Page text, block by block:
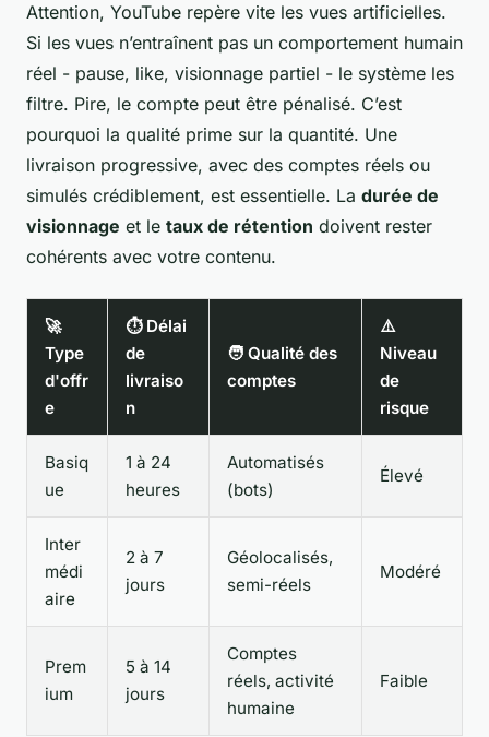
Attention, YouTube repère vite les vues artificielles.
Si les vues n’entraînent pas un comportement humain
réel - pause, like, visionnage partiel - le système les
filtre. Pire, le compte peut être pénalisé. C’est
pourquoi la qualité prime sur la quantité. Une
livraison progressive, avec des comptes réels ou
simulés crédiblement, est essentielle. La durée de
visionnage et le taux de rétention doivent rester
cohérents avec votre contenu.
🚀
Type
d'offr
e
⏱️ Délai
de
livraiso
n
🧑 Qualité des
comptes
⚠️
Niveau
de
risque
Basiq
ue
1 à 24
heures
Automatisés
(bots)
Élevé
Inter
médi
aire
2 à 7
jours
Géolocalisés,
semi-réels
Modéré
Prem
ium
5 à 14
jours
Comptes
réels, activité
humaine
Faible